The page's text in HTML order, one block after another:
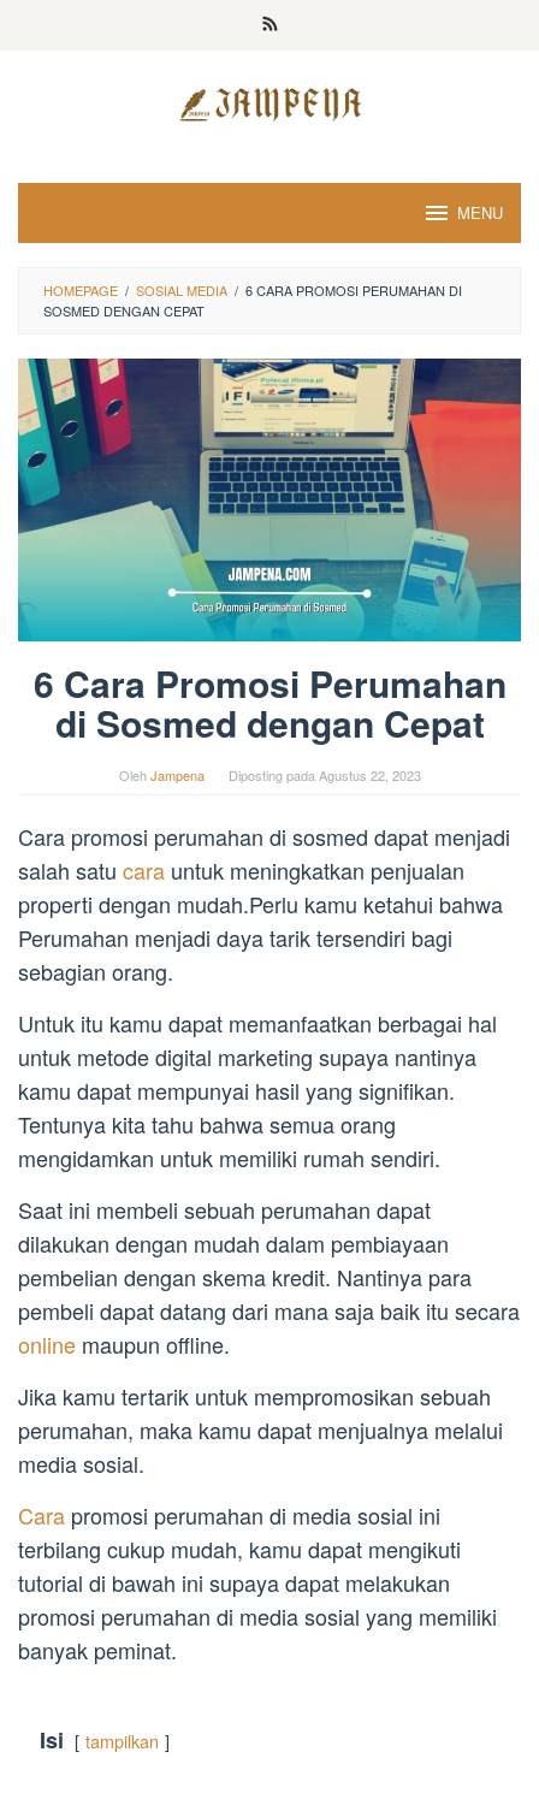
MENU
HOMEPAGE / SOSIAL MEDIA / 6 CARA PROMOSI PERUMAHAN DI
SOSMED DENGAN CEPAT
6 Cara Promosi Perumahan
di Sosmed dengan Cepat
OlehJampena Diposting pada Agustus 22, 2023
Cara promosi perumahan di sosmed dapat menjadi
salah satu cara untuk meningkatkan penjualan
properti dengan mudah.Perlu kamu ketahui bahwa
Perumahan menjadi daya tarik tersendiri bagi
sebagian orang.
Untuk itu kamu dapat memanfaatkan berbagai hal
untuk metode digital marketing supaya nantinya
kamu dapat mempunyai hasil yang signifikan.
Tentunya kita tahu bahwa semua orang
mengidamkan untuk memiliki rumah sendiri.
Saat ini membeli sebuah perumahan dapat
dilakukan dengan mudah dalam pembiayaan
pembelian dengan skema kredit. Nantinya para
pembeli dapat datang dari mana saja baik itu secara
online maupun offline.
Jika kamu tertarik untuk mempromosikan sebuah
perumahan, maka kamu dapat menjualnya melalui
media sosial.
Cara promosi perumahan di media sosial ini
terbilang cukup mudah, kamu dapat mengikuti
tutorial di bawah ini supaya dapat melakukan
promosi perumahan di media sosial yang memiliki
banyak peminat.
Isi tampilkan